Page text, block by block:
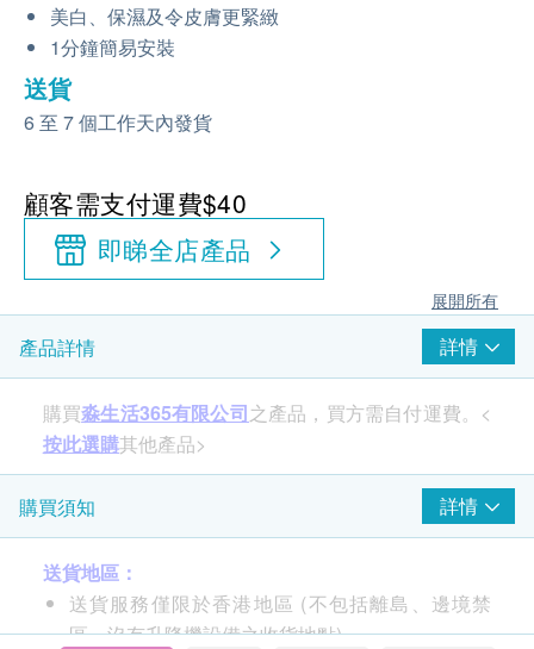
美白、保濕及令皮膚更緊緻
1分鐘簡易安裝
送貨
6 至 7 個工作天內發貨
顧客需支付運費$40
即睇全店產品
展開所有
產品詳情 詳情
購買淼生活365有限公司之產品，買方需自付運費。<
按此選購其他產品>
美國FDA認證 韓國All
U Want II 維他命C香
薰除氯沐浴過濾器
購買須知 詳情
送貨地區：
送貨服務僅限於香港地區 (不包括離島、邊境禁
區、沒有升降機設備之收貨地點)。